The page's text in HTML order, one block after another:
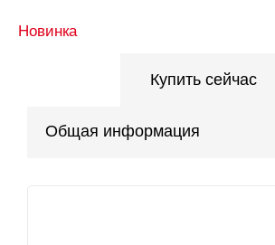
Новинка
Купить сейчас
Общая информация